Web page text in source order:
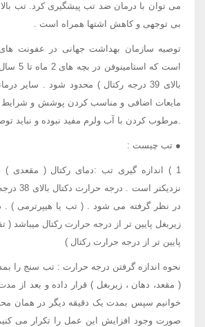
می توان با درمان ضد تب پیشگیری کرد. تب بالا
بی توجهی و کاهش اشتها همراه است .
توصیه سازمان بهداشت جهانی در عفونت
است که
بالای 39 درجه رکتال ) محدود شود . سایر
مایعات اضافی و مناسب کردن پوشش و
.مرطوب کردن با آب ولرم مفید نبوده و نباید
● تب چیست :
1 ) اندازه گیری تب :دمای رکتال ( مقعدی
نزدیکتر
در نظر گرفته می شود . ( تب یا هیپرترمی ) .
پایین تر از درجه حرارت رکتال )
( مقعد، دهان ، زیربغل ) قرار داده و بعد از
خوانیم سپس بمدت یک دقیقه دیگر در همان
صورت وجود افزایش این عمل را تکرار می